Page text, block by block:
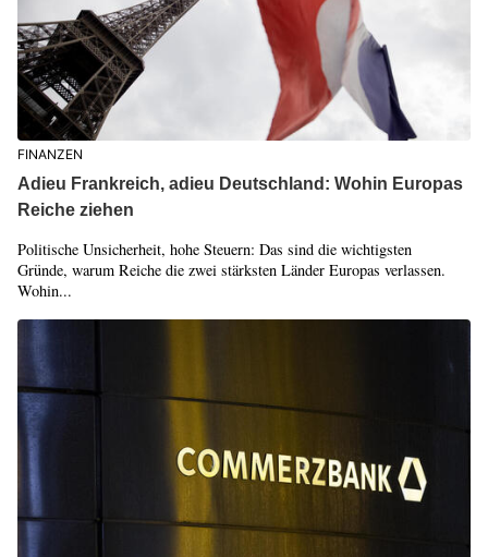
FINANZEN
Adieu Frankreich, adieu Deutschland: Wohin Europas
Reiche ziehen
Politische Unsicherheit, hohe Steuern: Das sind die wichtigsten
Gründe, warum Reiche die zwei stärksten Länder Europas verlassen.
Wohin...